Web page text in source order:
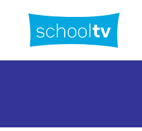
hoofdinhoud